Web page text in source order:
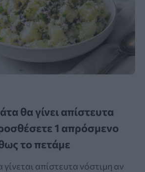
θα γίνει απίστευτα
1 απρόσμενο
το πετάμε
απίστευτα νόστιμη αν